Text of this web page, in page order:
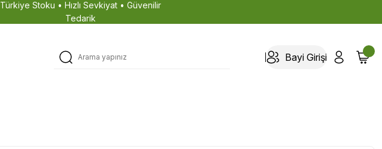
Türkiye Stoku • Hızlı Sevkiyat • Güvenilir
Tedarik
Bayi Girişi